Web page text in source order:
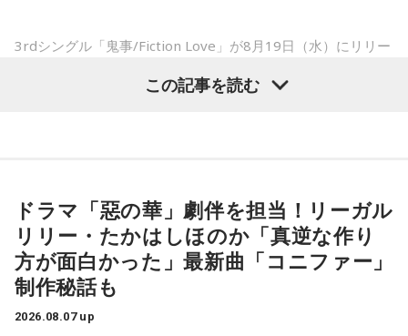
＜番組概要＞
番組名：SPORTS BEAT supported by TOYOTA
放送日時：毎週土曜 10:00～10:50
パーソナリティ：藤木直人、高見侑里
――実戦復帰まで4ヶ月という診断のもと、ファームで最初に
ラーが出たり、身体との感覚がつながりずらかったりするな
かで、本当にトレーナーさんのおかげでうまくやっていただ
きました」
――石垣島で自主トレをともにした後輩である篠原響投手の
活躍をどうご覧になられましたか？
3rdシングル「鬼事/Fiction Love」が8月19日（水）にリリー
ティを初めて担当する。番組では、新曲「鬼事/Fiction
盛りだくさんの内容でお届けする一夜限りの特別番組『中島
健人のオールナイトニッポン』は8月14日(金)25時からニッポ
ン放送をキーステーションに全国ネットで放送。
この記事を読む
ドラマ「惡の華」劇伴を担当！リーガル
リリー・たかはしほのか「真逆な作り
方が面白かった」最新曲「コニファー」
制作秘話も
2026.08.07 up